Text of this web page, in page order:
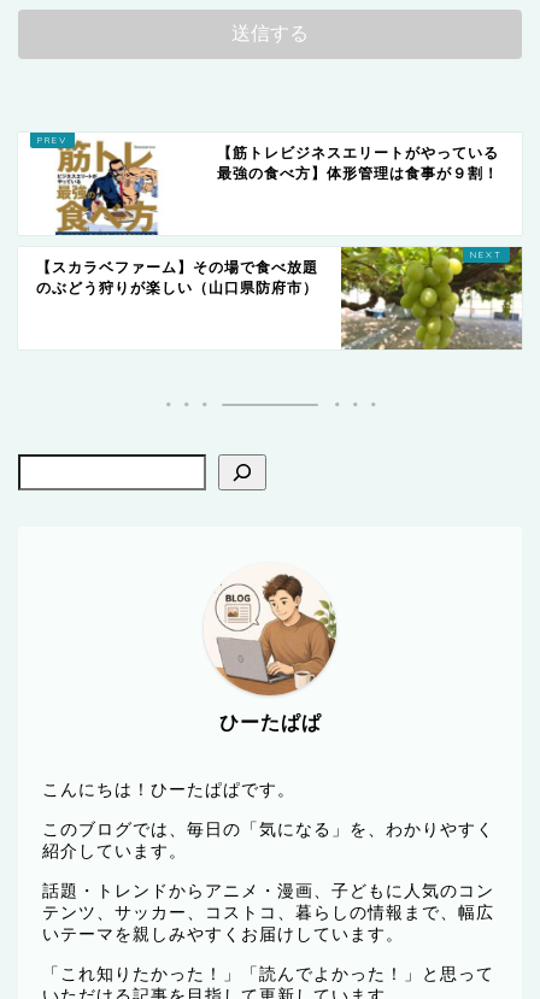
【筋トレビジネスエリートがやっている
最強の食べ方】体形管理は食事が９割！
【スカラベファーム】その場で食べ放題
のぶどう狩りが楽しい（山口県防府市）
ひーたぱぱ
こんにちは！ひーたぱぱです。
このブログでは、毎日の「気になる」を、わかりやすく
紹介しています。
話題・トレンドからアニメ・漫画、子どもに人気のコン
テンツ、サッカー、コストコ、暮らしの情報まで、幅広
いテーマを親しみやすくお届けしています。
「これ知りたかった！」「読んでよかった！」と思って